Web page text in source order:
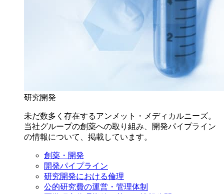
研究開発
未だ数多く存在するアンメット・メディカルニーズ。
当社グループの創薬への取り組み、開発パイプライン
の情報について、掲載しています。
創薬・開発
開発パイプライン
研究開発における倫理
公的研究費の運営・管理体制